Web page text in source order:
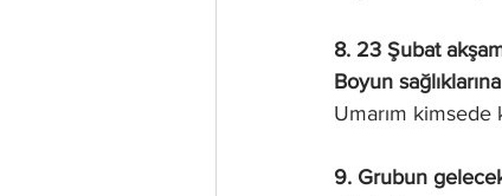
8. 23 Şubat
Boyun
Umarım kimsede
9. Grubun